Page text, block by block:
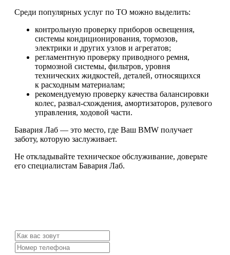
Среди популярных услуг по ТО можно выделить:
контрольную проверку приборов освещения,
системы кондиционирования, тормозов,
электрики и других узлов и агрегатов;
регламентную проверку приводного ремня,
тормозной системы, фильтров, уровня
технических жидкостей, деталей, относящихся
к расходным материалам;
рекомендуемую проверку качества балансировки
колес, развал-схождения, амортизаторов, рулевого
управления, ходовой части.
Бавария Лаб — это место, где Ваш BMW получает
заботу, которую заслуживает.
Не откладывайте техническое обслуживание, доверьте
его специалистам Бавария Лаб.